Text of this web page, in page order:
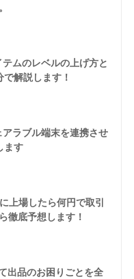
ムのレベルの上げ方と
解説します！
ラブル端末を連携させ
ます
上場したら何円で取引
徹底予想します！
出品のお困りごとを全